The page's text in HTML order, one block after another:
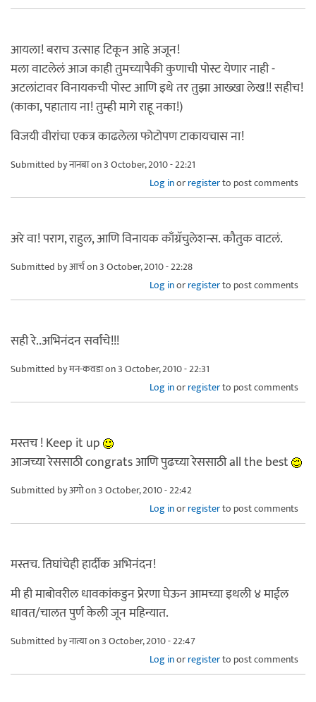
आयला! बराच उत्साह टिकून आहे अजून!
मला वाटलेलं आज काही तुमच्यापैकी कुणाची पोस्ट येणार नाही -
अटलांटावर विनायकची पोस्ट आणि इथे तर तुझा आख्खा लेख!! सहीच!
(काका, पहाताय ना! तुम्ही मागे राहू नका!)
विजयी वीरांचा एकत्र काढलेला फोटोपण टाकायचास ना!
Submitted byनानबाon 3 October, 2010 - 22:21
Log inorregisterto post comments
अरे वा! पराग, राहुल, आणि विनायक काँग्रॅचुलेशन्स. कौतुक वाटलं.
Submitted byआर्चon 3 October, 2010 - 22:28
Log inorregisterto post comments
सही रे..अभिनंदन सर्वांचे!!!
Submitted byमन-कवडाon 3 October, 2010 - 22:31
Log inorregisterto post comments
मस्तच ! Keep it up
आजच्या रेससाठी congrats आणि पुढच्या रेससाठी all the best
Submitted byअगोon 3 October, 2010 - 22:42
Log inorregisterto post comments
मस्तच. तिघांचेही हार्दीक अभिनंदन!
मी ही माबोवरील धावकांकडुन प्रेरणा घेऊन आमच्या इथली ४ माईल
धावत/चालत पुर्ण केली जून महिन्यात.
Submitted byनात्याon 3 October, 2010 - 22:47
Log inorregisterto post comments